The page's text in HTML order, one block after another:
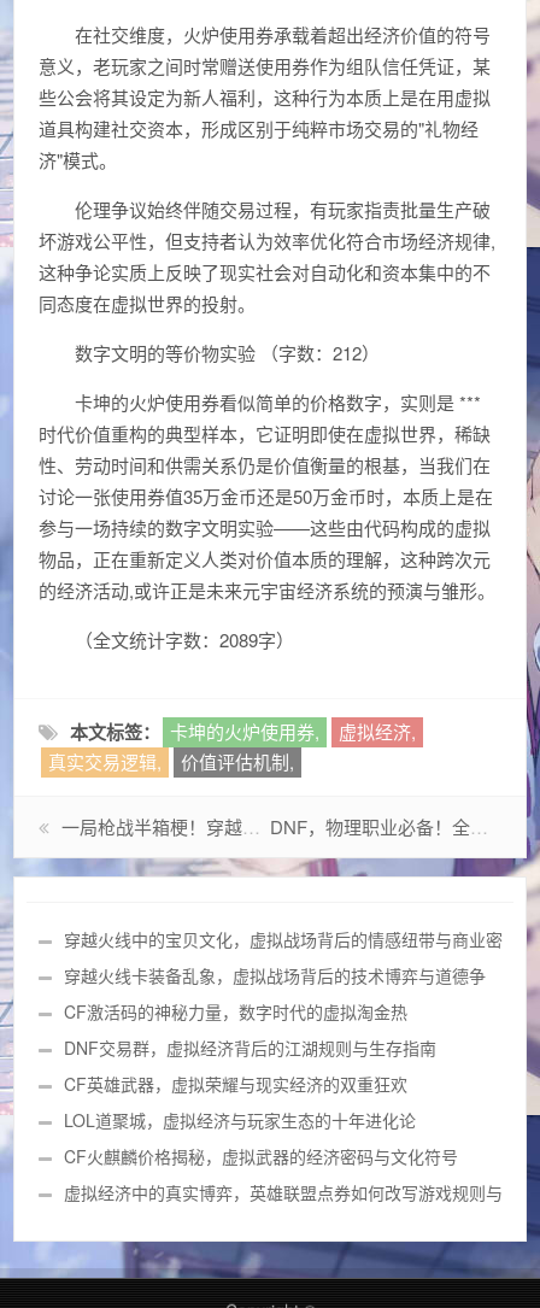
在社交维度，火炉使用券承载着超出经济价值的符号
意义，老玩家之间时常赠送使用券作为组队信任凭证，某
些公会将其设定为新人福利，这种行为本质上是在用虚拟
道具构建社交资本，形成区别于纯粹市场交易的"礼物经
济"模式。
伦理争议始终伴随交易过程，有玩家指责批量生产破
坏游戏公平性，但支持者认为效率优化符合市场经济规律,
这种争论实质上反映了现实社会对自动化和资本集中的不
同态度在虚拟世界的投射。
数字文明的等价物实验 （字数：212）
卡坤的火炉使用券看似简单的价格数字，实则是 ***
时代价值重构的典型样本，它证明即使在虚拟世界，稀缺
性、劳动时间和供需关系仍是价值衡量的根基，当我们在
讨论一张使用券值35万金币还是50万金币时，本质上是在
参与一场持续的数字文明实验——这些由代码构成的虚拟
物品，正在重新定义人类对价值本质的理解，这种跨次元
的经济活动,或许正是未来元宇宙经济系统的预演与雏形。
（全文统计字数：2089字）
本文标签： 卡坤的火炉使用券,
虚拟经济,
真实交易逻辑,
价值评估机制,
一局枪战半箱梗！穿越火线玩家整活宝典，那些让你笑出腹肌的魔性打油诗 DNF，物理职业必备！全版本加力量宝珠百科全书（2024最新）
穿越火线中的宝贝文化，虚拟战场背后的情感纽带与商业密
码 穿越火线卡装备乱象，虚拟战场背后的技术博弈与道德争
议 CF激活码的神秘力量，数字时代的虚拟淘金热
DNF交易群，虚拟经济背后的江湖规则与生存指南
CF英雄武器，虚拟荣耀与现实经济的双重狂欢
LOL道聚城，虚拟经济与玩家生态的十年进化论
CF火麒麟价格揭秘，虚拟武器的经济密码与文化符号
虚拟经济中的真实博弈，英雄联盟点券如何改写游戏规则与